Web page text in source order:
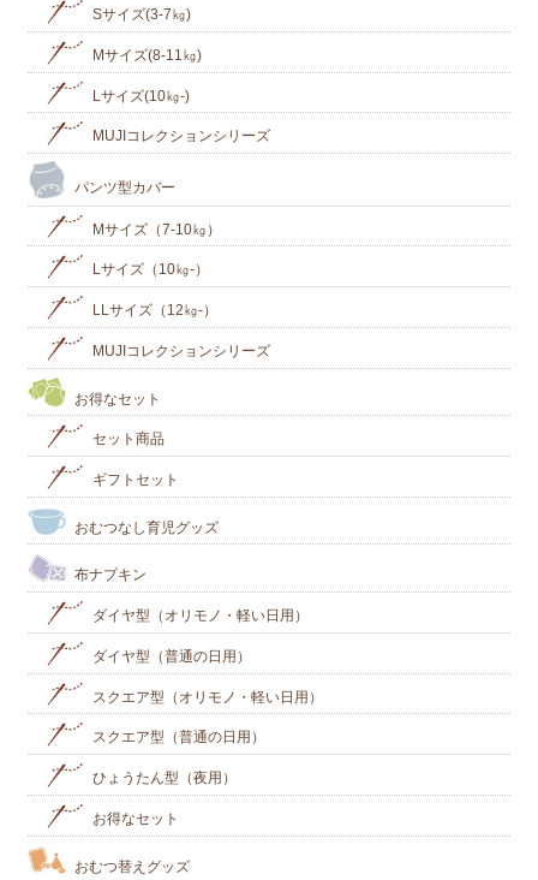
Sサイズ(3-7㎏)
Mサイズ(8-11㎏)
Lサイズ(10㎏‐)
MUJIコレクションシリーズ
パンツ型カバー
Mサイズ（7-10㎏）
Lサイズ（10㎏-）
LLサイズ（12㎏-）
MUJIコレクションシリーズ
お得なセット
セット商品
ギフトセット
おむつなし育児グッズ
布ナプキン
ダイヤ型（オリモノ・軽い日用）
ダイヤ型（普通の日用）
スクエア型（オリモノ・軽い日用）
スクエア型（普通の日用）
ひょうたん型（夜用）
お得なセット
おむつ替えグッズ